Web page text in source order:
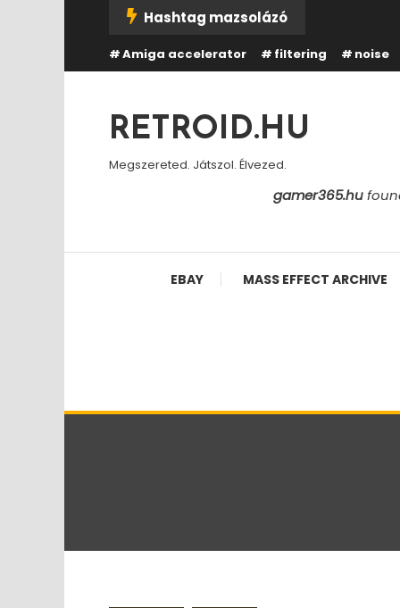
Content
Hashtag mazsolázó
Amiga accelerator filtering noise
RETROID.HU
Megszereted. Játszol. Élvezed.
gamer365.hu
EBAY MASS EFFECT ARCHIVE